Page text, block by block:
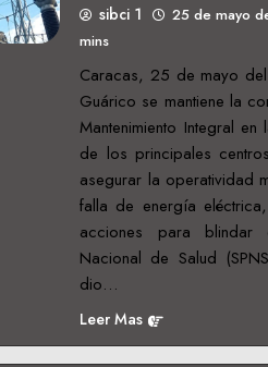
sibci 1 25 de mayo
mins
Caracas, 25 de mayo
Guárico se mantiene la
Mantenimiento Integral
de los principales
asegurar la operatividad
falla de energía
acciones para blindar
Nacional de Salud
dio…
Leer Mas